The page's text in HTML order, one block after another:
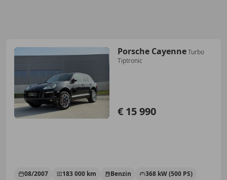
Porsche CayenneTurbo
Tiptronic
€ 15 990
08/2007 183 000 km Benzin
368 kW (500 PS)